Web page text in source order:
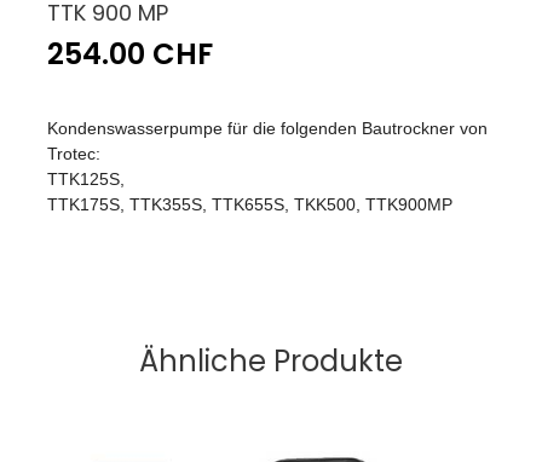
TTK 900 MP
254.00 CHF
Kondenswasserpumpe für die folgenden Bautrockner von
Trotec:
TTK125S,
TTK175S, TTK355S, TTK655S, TKK500, TTK900MP
Ähnliche Produkte